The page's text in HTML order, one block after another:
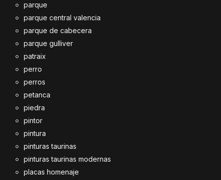
parque
parque central valencia
parque de cabecera
parque gulliver
patraix
perro
perros
petanca
piedra
pintor
pintura
pinturas taurinas
pinturas taurinas modernas
placas homenaje